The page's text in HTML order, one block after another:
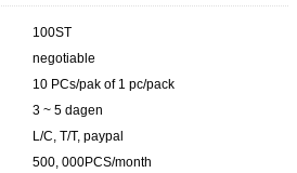
100ST
negotiable
10 PCs/pak of 1 pc/pack
3 ~ 5 dagen
L/C, T/T, paypal
500, 000PCS/month